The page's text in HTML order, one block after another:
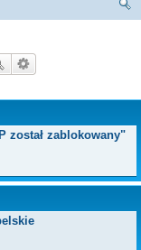
został zablokowany"